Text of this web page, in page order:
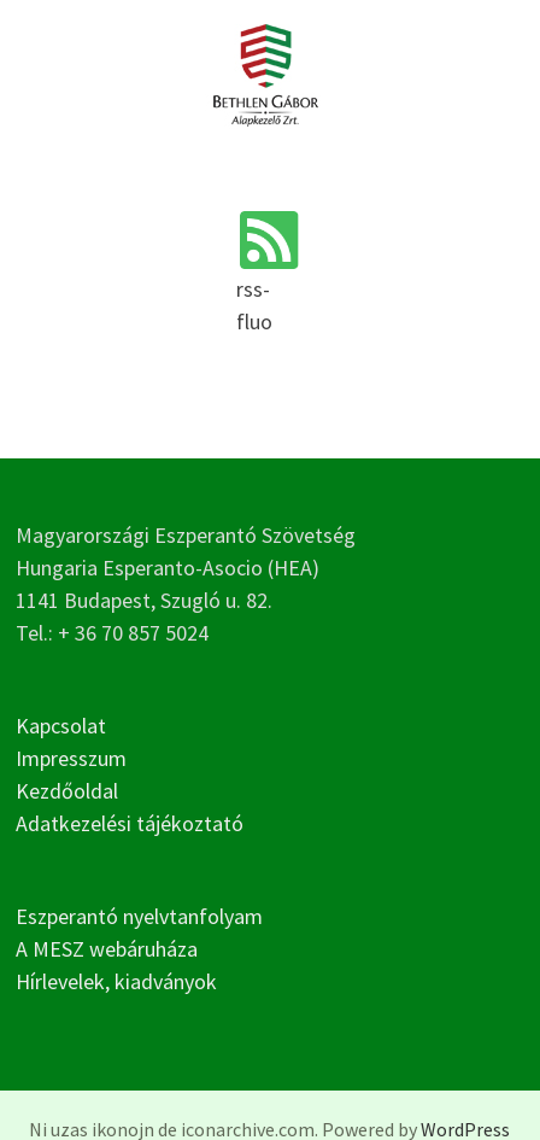
rss-
fluo
Magyarországi Eszperantó Szövetség
Hungaria Esperanto-Asocio (HEA)
1141 Budapest, Szugló u. 82.
Tel.: + 36 70 857 5024
Kapcsolat
Impresszum
Kezdőoldal
Adatkezelési tájékoztató
Eszperantó nyelvtanfolyam
A MESZ webáruháza
Hírlevelek, kiadványok
Ni uzas ikonojn de iconarchive.com. Powered byWordPress